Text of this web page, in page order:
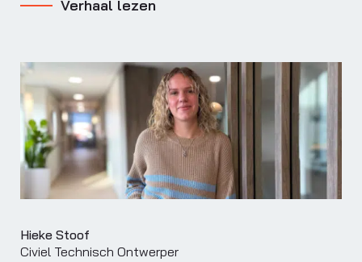
Verhaal lezen
Hieke Stoof
Civiel Technisch Ontwerper